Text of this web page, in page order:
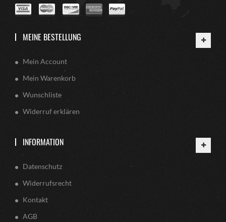
MEINE BESTELLUNG
Mein Account
Mein Warenkorb
Wunschliste
Widerruf erklären
INFORMATION
Datenschutz
Widerrufsrecht
Kontakt
AGB